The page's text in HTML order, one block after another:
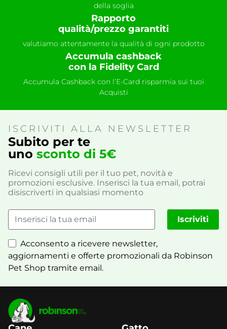
della soglia
Rapporto
qualità/prezzo garantiti
valutiamo attentamente la qualità di ogni prodotto
Accumula cashback
con la Fidelity Card
Accumula Cashback con l’E-Card risparmia sui tuoi
Acquisti
ISCRIVITI ALLA NEWSLETTER
Subito per te
uno sconto di 5€
Ricevi consigli utili per il tuo pet, novità e
promozioni esclusive. Inserisci la tua email, potrai
disiscriverti in qualsiasi momento
Acconsento a ricevere newsletter,
aggiornamenti e offerte promozionali da Robinson
Pet Shop tramite email.
Iscriviti